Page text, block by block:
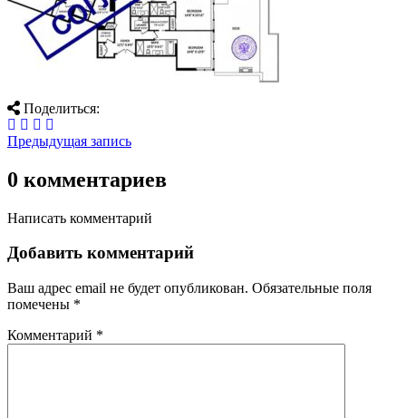
Поделиться:
Предыдущая запись
0 комментариев
Написать комментарий
Добавить комментарий
Ваш адрес email не будет опубликован. Обязательные поля
помечены *
Комментарий *